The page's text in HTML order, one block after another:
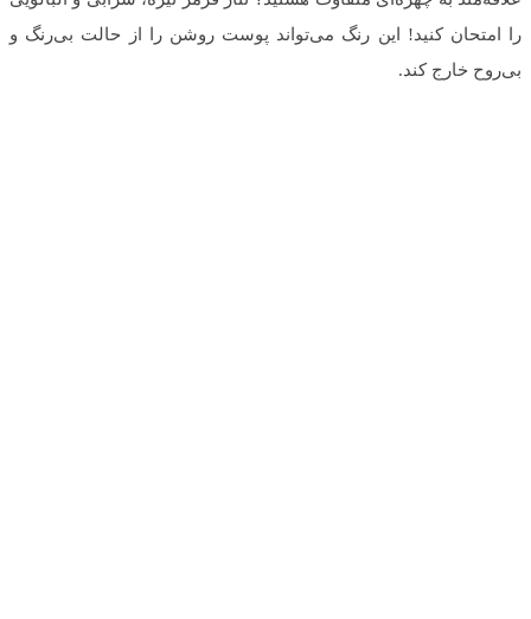
را امتحان کنید! این رنگ می‌تواند پوست روشن را از حالت بی‌رنگ و
بی‌روح خارج کند.